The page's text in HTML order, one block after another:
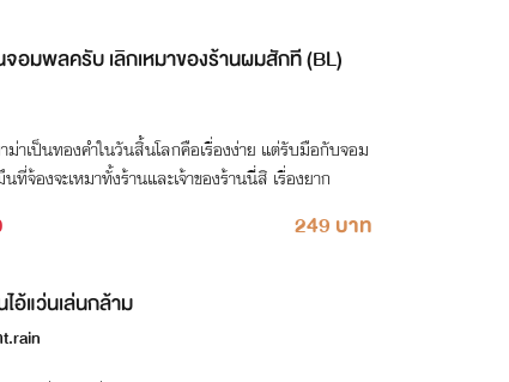
จอมพลครับ เลิกเหมาของร้านผมสักที (BL)
ม่าเป็นทองคำในวันสิ้นโลกคือเรื่องง่าย แต่รับมือกับจอม
จ้องจะเหมาทั้งร้านและเจ้าของร้านนี่สิ เรื่องยาก
249 บาท
อ้แว่นเล่นกล้าม